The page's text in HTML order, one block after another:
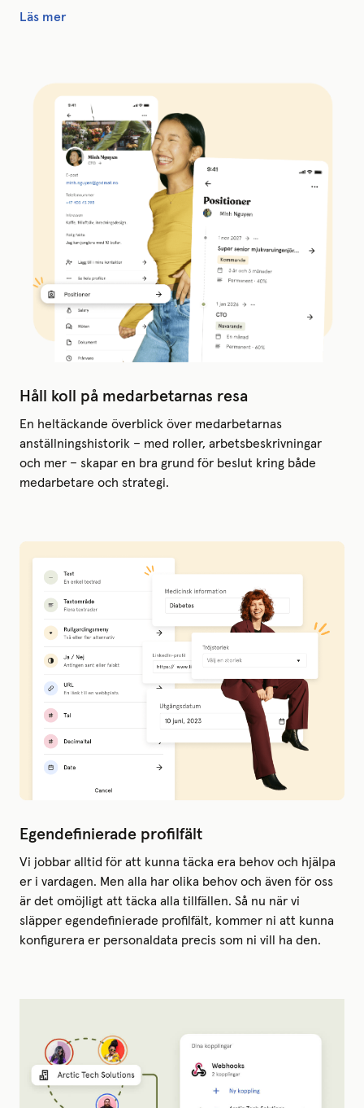
Läs mer
Håll koll på medarbetarnas resa
En heltäckande överblick över medarbetarnas
anställningshistorik – med roller, arbetsbeskrivningar
och mer – skapar en bra grund för beslut kring både
medarbetare och strategi.
Egendefinierade profilfält
Vi jobbar alltid för att kunna täcka era behov och hjälpa
er i vardagen. Men alla har olika behov och även för oss
är det omöjligt att täcka alla tillfällen. Så nu när vi
släpper egendefinierade profilfält, kommer ni att kunna
konfigurera er personaldata precis som ni vill ha den.